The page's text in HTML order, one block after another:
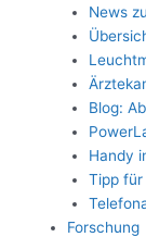
News
Blog:
Handy
Tipp für
Forschung